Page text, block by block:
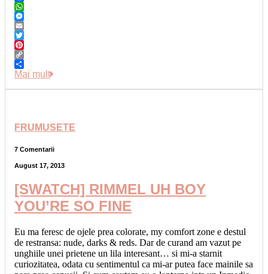
Facebook
WhatsApp
Messenger
Email
Twitter
Pinterest
Copy
Link
Share
Mai mult
FRUMUSETE
7 Comentarii
August 17, 2013
[SWATCH] RIMMEL UH BOY
YOU’RE SO FINE
Eu ma feresc de ojele prea colorate, my comfort zone e destul
de restransa: nude, darks & reds. Dar de curand am vazut pe
unghiile unei prietene un lila interesant… si mi-a starnit
curiozitatea, odata cu sentimentul ca mi-ar putea face mainile sa